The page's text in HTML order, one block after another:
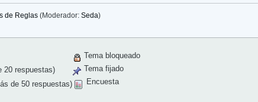
de Reglas(Moderador: Seda)
20 respuestas)
de 50 respuestas)
Tema bloqueado
Tema fijado
Encuesta